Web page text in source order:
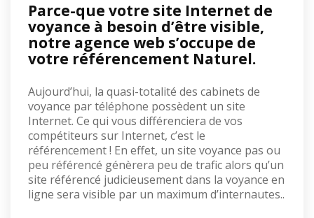
Parce-que votre site Internet de
voyance à besoin d’être visible,
notre agence web s’occupe de
votre référencement Naturel.
Aujourd’hui, la quasi-totalité des cabinets de
voyance par téléphone possèdent un site
Internet. Ce qui vous différenciera de vos
compétiteurs sur Internet, c’est le
référencement ! En effet, un site voyance pas ou
peu référencé génèrera peu de trafic alors qu’un
site référencé judicieusement dans la voyance en
ligne sera visible par un maximum d’internautes..